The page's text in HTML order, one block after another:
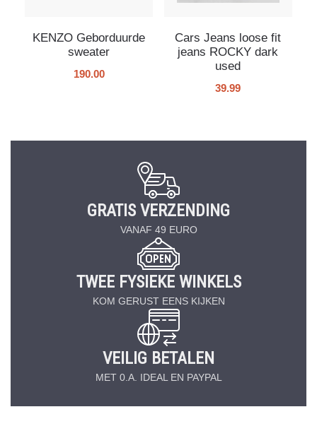
KENZO Geborduurde
sweater
190.00
Cars Jeans loose fit
jeans ROCKY dark
used
39.99
GRATIS VERZENDING
VANAF 49 EURO
TWEE FYSIEKE WINKELS
KOM GERUST EENS KIJKEN
VEILIG BETALEN
MET 0.A. IDEAL EN PAYPAL